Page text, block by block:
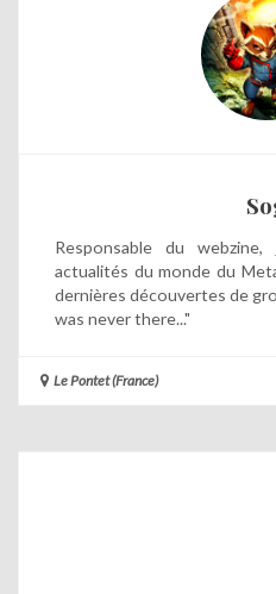
Responsable du
actualités du monde du
dernières découvertes de
was never there..."
Le Pontet (France)